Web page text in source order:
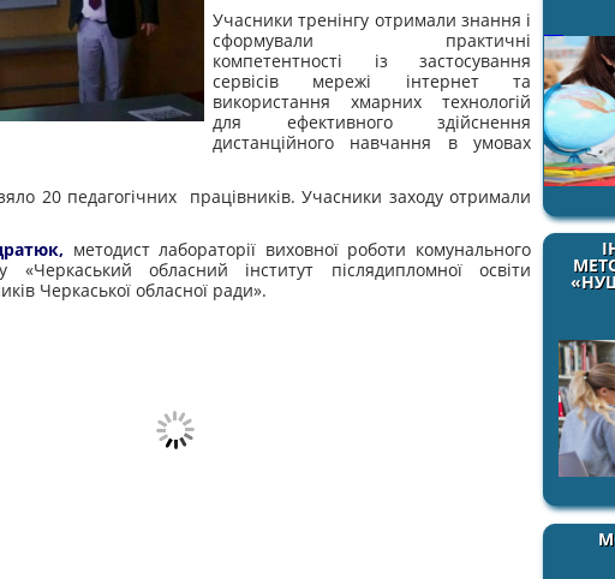
Учасники тренінгу отримали знання і
сформували практичні
компетентності із застосування
сервісів мережі інтернет та
використання хмарних технологій
для ефективного здійснення
дистанційного навчання в умовах
20 педагогічних працівників. Учасники заходу отримали
методист лабораторії виховної роботи комунального
«Черкаський обласний інститут післядипломної освіти
Черкаської обласної ради».